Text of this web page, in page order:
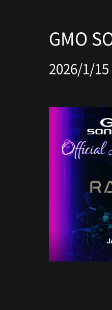
GMO
2026/1/15